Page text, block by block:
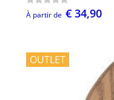
À partir de € 34,90
OUTLET